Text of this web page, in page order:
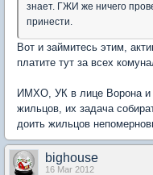
знает. ГЖИ же ничего
принести.
Вот и займитесь этим,
платите тут за всех
ИМХО, УК в лице Ворона и
жильцов, их задача
доить жильцов
bighouse
16 Mar 2012